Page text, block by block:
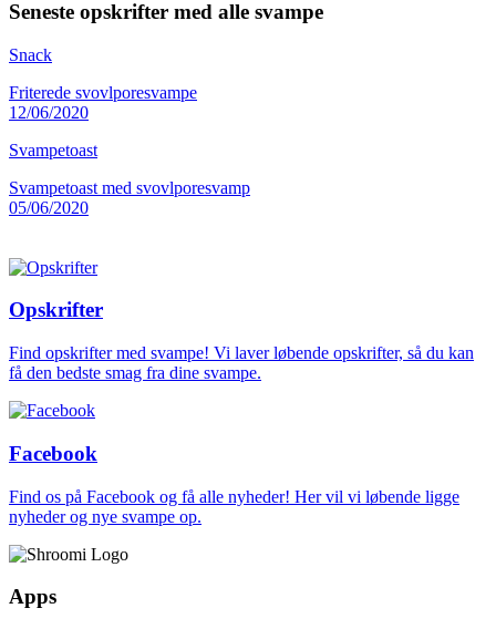
Seneste opskrifter med alle svampe
Snack
Friterede svovlporesvampe
12/06/2020
Svampetoast
Svampetoast med svovlporesvamp
05/06/2020
Opskrifter
Find opskrifter med svampe! Vi laver løbende opskrifter, så du kan
få den bedste smag fra dine svampe.
Facebook
Find os på Facebook og få alle nyheder! Her vil vi løbende ligge
nyheder og nye svampe op.
Apps